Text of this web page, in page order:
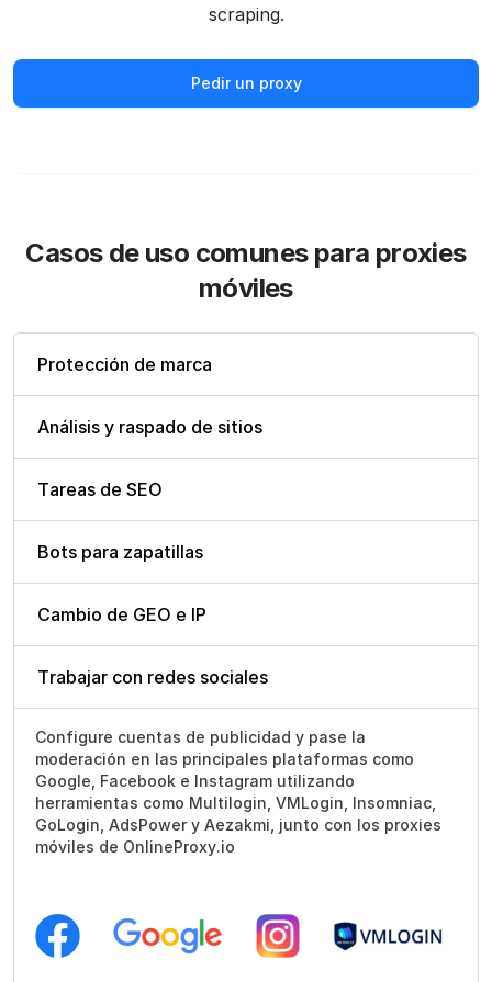
scraping.
Pedir un proxy
Casos de uso comunes para proxies
móviles
Protección de marca
Análisis y raspado de sitios
Tareas de SEO
Bots para zapatillas
Cambio de GEO e IP
Trabajar con redes sociales
Configure cuentas de publicidad y pase la
moderación en las principales plataformas como
Google, Facebook e Instagram utilizando
herramientas como Multilogin, VMLogin, Insomniac,
GoLogin, AdsPower y Aezakmi, junto con los proxies
móviles de OnlineProxy.io